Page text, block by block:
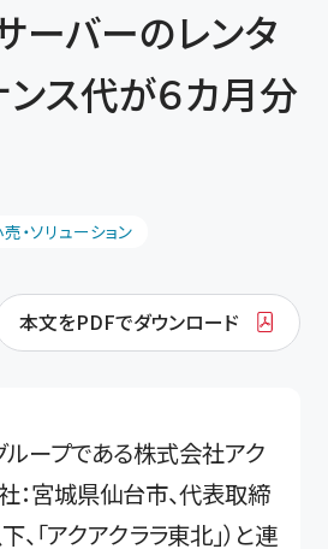
ーバーのレンタ
ンス代が６カ月分
・ソリューション
本文をPDFでダウンロード
ープである株式会社アク
：宮城県仙台市、代表取締
、「アクアクララ東北」）と連